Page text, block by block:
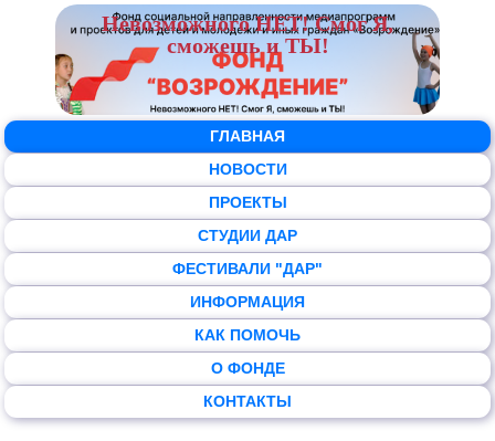
Невозможного НЕТ! Смог Я,
сможешь и ТЫ!
ГЛАВНАЯ
НОВОСТИ
ПРОЕКТЫ
СТУДИИ ДАР
ФЕСТИВАЛИ "ДАР"
ИНФОРМАЦИЯ
КАК ПОМОЧЬ
О ФОНДЕ
КОНТАКТЫ